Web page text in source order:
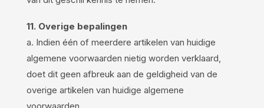
11. Overige bepalingen
a. Indien één of meerdere artikelen van huidige
algemene voorwaarden nietig worden verklaard,
doet dit geen afbreuk aan de geldigheid van de
overige artikelen van huidige algemene